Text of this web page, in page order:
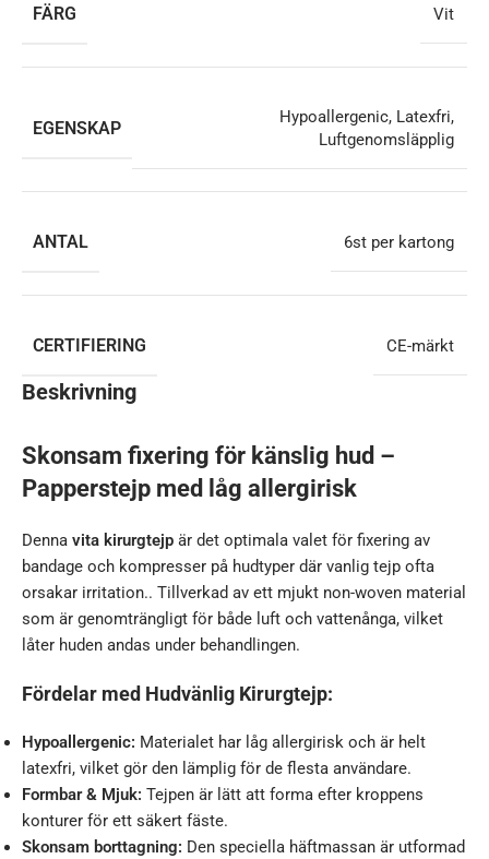
FÄRG Vit
EGENSKAP
Hypoallergenic, Latexfri,
Luftgenomsläpplig
ANTAL 6st per kartong
CERTIFIERING CE-märkt
Beskrivning
Skonsam fixering för känslig hud –
Papperstejp med låg allergirisk
Denna vita kirurgtejp är det optimala valet för fixering av
bandage och kompresser på hudtyper där vanlig tejp ofta
orsakar irritation.. Tillverkad av ett mjukt non-woven material
som är genomträngligt för både luft och vattenånga, vilket
låter huden andas under behandlingen.
Fördelar med Hudvänlig Kirurgtejp:
Hypoallergenic: Materialet har låg allergirisk och är helt
latexfri, vilket gör den lämplig för de flesta användare.
Formbar & Mjuk: Tejpen är lätt att forma efter kroppens
konturer för ett säkert fäste.
Skonsam borttagning: Den speciella häftmassan är utformad